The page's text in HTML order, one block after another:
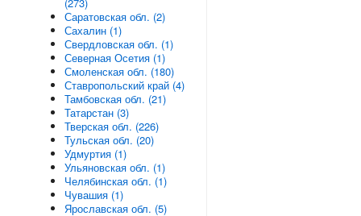
Саратовская обл. (2)
Сахалин (1)
Свердловская обл. (1)
Северная Осетия (1)
Смоленская обл. (180)
Ставропольский край (4)
Тамбовская обл. (21)
Татарстан (3)
Тверская обл. (226)
Тульская обл. (20)
Удмуртия (1)
Ульяновская обл. (1)
Челябинская обл. (1)
Чувашия (1)
Ярославская обл. (5)